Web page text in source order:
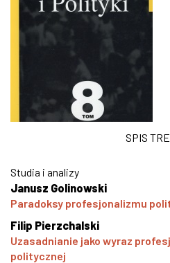
SPIS
Studia i analizy
Janusz Golinowski
Paradoksy profesjonalizmu
Filip Pierzchalski
Uzasadnianie jako wyraz
politycznej